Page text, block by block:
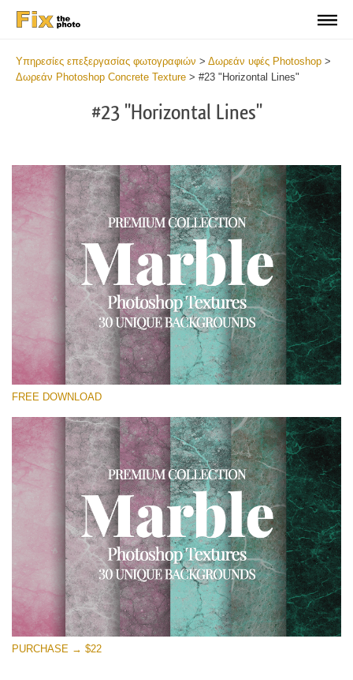
Υπηρεσίες επεξεργασίας φωτογραφιών > Δωρεάν υφές Photoshop >
Δωρεάν Photoshop Concrete Texture > #23 "Horizontal Lines"
#23 "Horizontal Lines"
Please select
Small 800*533px
Real Marble
(30 Textures)
Large 6000*4000px
Entire Collection
(1783 Overlays)
Large 6000*4000px
Free download
FREE DOWNLOAD
PURCHASE → $22